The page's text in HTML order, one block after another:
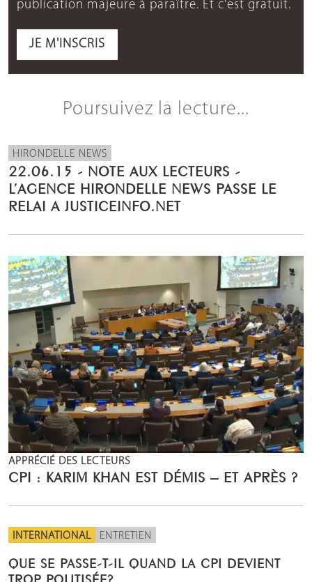
publication majeure à paraître. Et c'est gratuit.
JE M'INSCRIS
Poursuivez la lecture...
HIRONDELLE NEWS
22.06.15 - NOTE AUX LECTEURS -
L’AGENCE HIRONDELLE NEWS PASSE LE
RELAI A JUSTICEINFO.NET
APPRÉCIÉ DES LECTEURS
CPI : KARIM KHAN EST DÉMIS – ET APRÈS ?
INTERNATIONAL ENTRETIEN
QUE SE PASSE-T-IL QUAND LA CPI DEVIENT
TROP POLITISÉE?